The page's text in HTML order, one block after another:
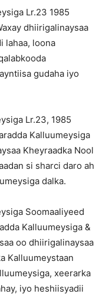
Lr.23 1985
dhiirigalinaysaa
lahaa, loona
gudaha iyo
Lr.23, 1985
Kalluumeysiga
Kheyraadka Nool
si sharci daro ah
dalka.
Soomaaliyeed
Kalluumeysiga &
oo dhiirigalinaysaa
Kalluumeystaan
xeerarka
iyo heshiisyadii